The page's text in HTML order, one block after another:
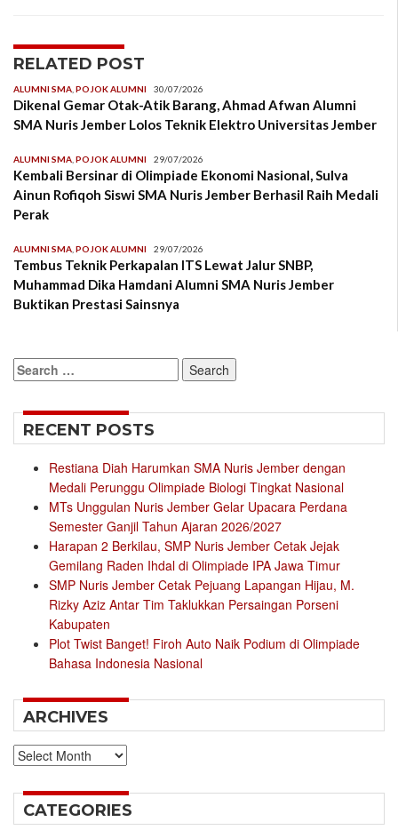
RELATED POST
ALUMNI SMA POJOK ALUMNI 30/07/2026
Dikenal Gemar Otak-Atik Barang, Ahmad Afwan Alumni
SMA Nuris Jember Lolos Teknik Elektro Universitas Jember
ALUMNI SMA POJOK ALUMNI 29/07/2026
Kembali Bersinar di Olimpiade Ekonomi Nasional, Sulva
Ainun Rofiqoh Siswi SMA Nuris Jember Berhasil Raih Medali
Perak
ALUMNI SMA POJOK ALUMNI 29/07/2026
Tembus Teknik Perkapalan ITS Lewat Jalur SNBP,
Muhammad Dika Hamdani Alumni SMA Nuris Jember
Buktikan Prestasi Sainsnya
Search
for:
RECENT POSTS
Restiana Diah Harumkan SMA Nuris Jember dengan
Medali Perunggu Olimpiade Biologi Tingkat Nasional
MTs Unggulan Nuris Jember Gelar Upacara Perdana
Semester Ganjil Tahun Ajaran 2026/2027
Harapan 2 Berkilau, SMP Nuris Jember Cetak Jejak
Gemilang Raden Ihdal di Olimpiade IPA Jawa Timur
SMP Nuris Jember Cetak Pejuang Lapangan Hijau, M.
Rizky Aziz Antar Tim Taklukkan Persaingan Porseni
Kabupaten
Plot Twist Banget! Firoh Auto Naik Podium di Olimpiade
Bahasa Indonesia Nasional
ARCHIVES
Archives
CATEGORIES